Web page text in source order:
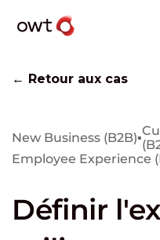
← Retour aux cas
New Business (B2B)▪
Employee Experience
Définir